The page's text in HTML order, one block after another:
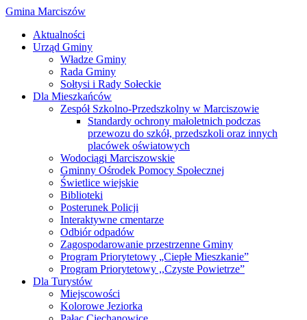
Gmina Marciszów
Aktualności
Urząd Gminy
Władze Gminy
Rada Gminy
Sołtysi i Rady Sołeckie
Dla Mieszkańców
Zespół Szkolno-Przedszkolny w Marciszowie
Standardy ochrony małoletnich podczas
przewozu do szkół, przedszkoli oraz innych
placówek oświatowych
Wodociągi Marciszowskie
Gminny Ośrodek Pomocy Społecznej
Świetlice wiejskie
Biblioteki
Posterunek Policji
Interaktywne cmentarze
Odbiór odpadów
Zagospodarowanie przestrzenne Gminy
Program Priorytetowy „Ciepłe Mieszkanie”
Program Priorytetowy ,,Czyste Powietrze”
Dla Turystów
Miejscowości
Kolorowe Jeziorka